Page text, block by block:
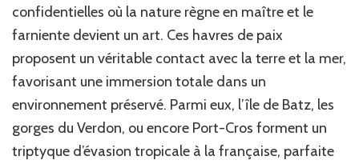
confidentielles où la nature règne en maître et le
farniente devient un art. Ces havres de paix
proposent un véritable contact avec la terre et la mer,
favorisant une immersion totale dans un
environnement préservé. Parmi eux, l’île de Batz, les
gorges du Verdon, ou encore Port-Cros forment un
triptyque d’évasion tropicale à la française, parfaite